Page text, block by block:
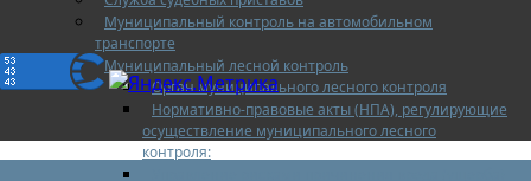
Муниципальный контроль на автомобильном
транспорте
Муниципальный лесной контроль
Орган муниципального лесного контроля
Нормативно-правовые акты (НПА), регулирующие
осуществление муниципального лесного
контроля: